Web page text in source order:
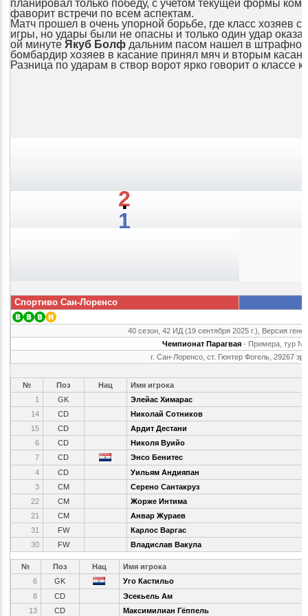
планировал только победу, с учетом текущей формы
фаворит встречи по всем аспектам.
Матч прошел в очень упорной борьбе, где класс хозяев
игры, но удары были не опасны и только один удар
ой минуте Якуб Болфдальним пасом нашел в
бомбардир хозяев в касание принял мяч и вторым
Разница по ударам в створ ворот ярко говорит о классе
2
:
1
Спортиво Сан-Лоренсо
40 сезон, 42 ИД (19 сентября 2025 г.), Версия
Чемпионат Парагвая - Примера, тур №
г. Сан-Лоренсо, ст. Гюнтер Фогель, 29267
№ Поз Нац
Имя игрока
1
GK
Элейас Химарас
14
CD
Николай Сотников
15
CD
Ардит Дестани
6
CD
Николя Вуийо
7
CD
Энсо Бенитес
4
CD
Уильям Андияпан
3
CM
Серено Сантакруз
22
CM
Жорже Интима
21
CM
Анвар Жураев
31
FW
Карлос Варгас
30
FW Владислав Вакула
№ Поз Нац
Имя игрока
6
GK
Уго Кастильо
8
CD
Эсекьель Ам
13
CD Максимилиан Гёппель